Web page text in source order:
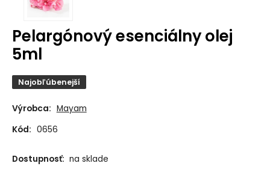
Pelargónový esenciálny olej
5ml
Najobľúbenejší
Výrobca: Mayam
Kód: 0656
Dostupnosť: na sklade